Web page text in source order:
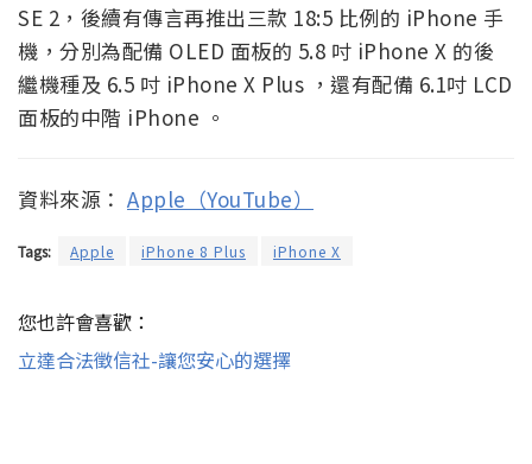
SE 2，後續有傳言再推出三款 18:5 比例的 iPhone 手
機，分別為配備 OLED 面板的 5.8 吋 iPhone X 的後
繼機種及 6.5 吋 iPhone X Plus ，還有配備 6.1吋 LCD
面板的中階 iPhone 。
資料來源： Apple（YouTube）
Tags: Apple iPhone 8 Plus iPhone X
您也許會喜歡：
立達合法徵信社-讓您安心的選擇